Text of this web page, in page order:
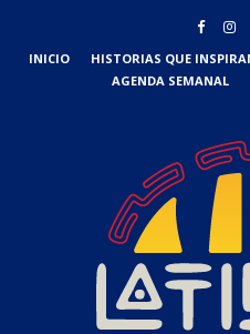
INICIO HISTORIAS QUE
AGENDA SEMANAL